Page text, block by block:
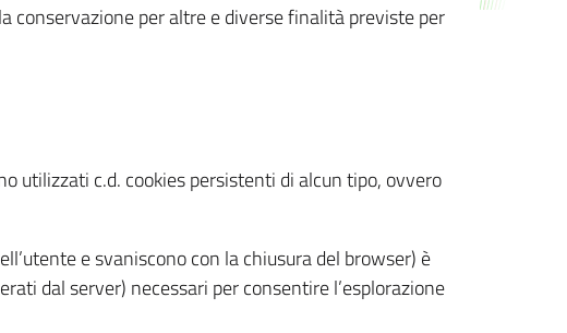
conservazione per altre e diverse finalità previste per
utilizzati c.d. cookies persistenti di alcun tipo, ovvero
e svaniscono con la chiusura del browser) è
dal server) necessari per consentire l’esplorazione